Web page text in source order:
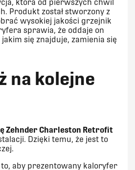
która od pierwszych chwil
Produkt został stworzony z
wysokiej jakości grzejnik
sprawia, że oddaje on
się znajduje, zamienia się
na kolejne
Zehnder Charleston Retrofit
Dzięki temu, że jest to
aby prezentowany kaloryfer